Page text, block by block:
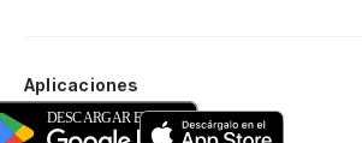
Aplicaciones